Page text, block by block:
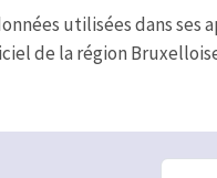
utilisées dans
de la région